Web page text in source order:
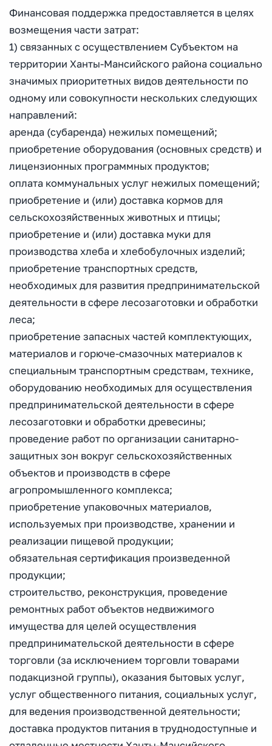
Финансовая поддержка предоставляется в целях
возмещения части затрат:
1) связанных с осуществлением Субъектом на
территории Ханты-Мансийского района социально
значимых приоритетных видов деятельности по
одному или совокупности нескольких следующих
направлений:
аренда (субаренда) нежилых помещений;
приобретение оборудования (основных средств) и
лицензионных программных продуктов;
оплата коммунальных услуг нежилых помещений;
приобретение и (или) доставка кормов для
сельскохозяйственных животных и птицы;
приобретение и (или) доставка муки для
производства хлеба и хлебобулочных изделий;
приобретение транспортных средств,
необходимых для развития предпринимательской
деятельности в сфере лесозаготовки и обработки
леса;
приобретение запасных частей комплектующих,
материалов и горюче-смазочных материалов к
специальным транспортным средствам, технике,
оборудованию необходимых для осуществления
предпринимательской деятельности в сфере
лесозаготовки и обработки древесины;
проведение работ по организации санитарно-
защитных зон вокруг сельскохозяйственных
объектов и производств в сфере
агропромышленного комплекса;
приобретение упаковочных материалов,
используемых при производстве, хранении и
реализации пищевой продукции;
обязательная сертификация произведенной
продукции;
строительство, реконструкция, проведение
ремонтных работ объектов недвижимого
имущества для целей осуществления
предпринимательской деятельности в сфере
торговли (за исключением торговли товарами
подакцизной группы), оказания бытовых услуг,
услуг общественного питания, социальных услуг,
для ведения производственной деятельности;
доставка продуктов питания в труднодоступные и